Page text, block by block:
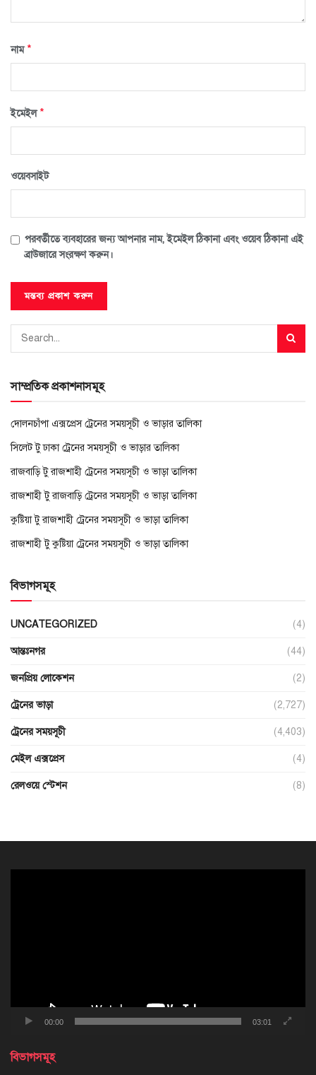
নাম*
ইমেইল*
ওয়েবসাইট
পরবর্তীতে ব্যবহারের জন্য আপনার নাম, ইমেইল ঠিকানা এবং ওয়েব ঠিকানা এই
ব্রাউজারে সংরক্ষণ করুন।
সাম্প্রতিক প্রকাশনাসমূহ
দোলনচাঁপা এক্সপ্রেস ট্রেনের সময়সূচী ও ভাড়ার তালিকা
সিলেট টু ঢাকা ট্রেনের সময়সূচী ও ভাড়ার তালিকা
রাজবাড়ি টু রাজশাহী ট্রেনের সময়সূচী ও ভাড়া তালিকা
রাজশাহী টু রাজবাড়ি ট্রেনের সময়সূচী ও ভাড়া তালিকা
কুষ্টিয়া টু রাজশাহী ট্রেনের সময়সূচী ও ভাড়া তালিকা
রাজশাহী টু কুষ্টিয়া ট্রেনের সময়সূচী ও ভাড়া তালিকা
বিভাগসমূহ
UNCATEGORIZED (4)
আন্তঃনগর (44)
জনপ্রিয় লোকেশন (2)
ট্রেনের ভাড়া (2,727)
ট্রেনের সময়সূচী (4,403)
মেইল এক্সপ্রেস (4)
রেলওয়ে স্টেশন (8)
00:00 03:01
বিভাগসমূহ